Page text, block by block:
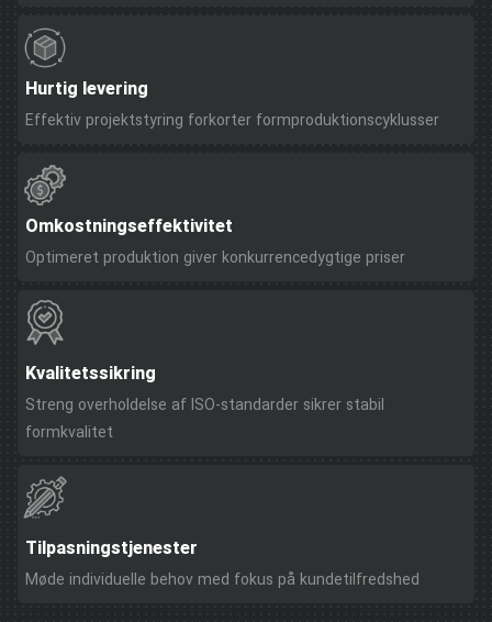
Hurtig levering
Effektiv projektstyring forkorter formproduktionscyklusser
Omkostningseffektivitet
Optimeret produktion giver konkurrencedygtige priser
Kvalitetssikring
Streng overholdelse af ISO-standarder sikrer stabil
formkvalitet
Tilpasningstjenester
Møde individuelle behov med fokus på kundetilfredshed